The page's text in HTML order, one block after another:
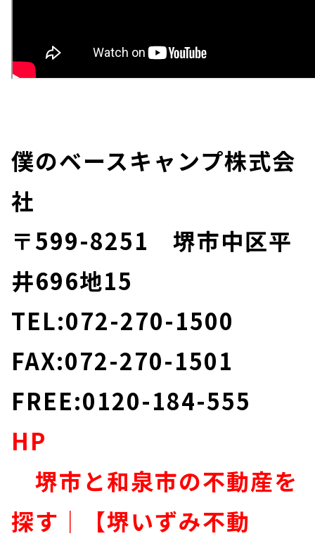
僕のベースキャンプ株式会
社
〒599-8251 堺市中区平
井696地15
TEL:072-270-1500
FAX:072-270-1501
FREE:0120-184-555
HP
堺市と和泉市の不動産を
探す｜【堺いずみ不動